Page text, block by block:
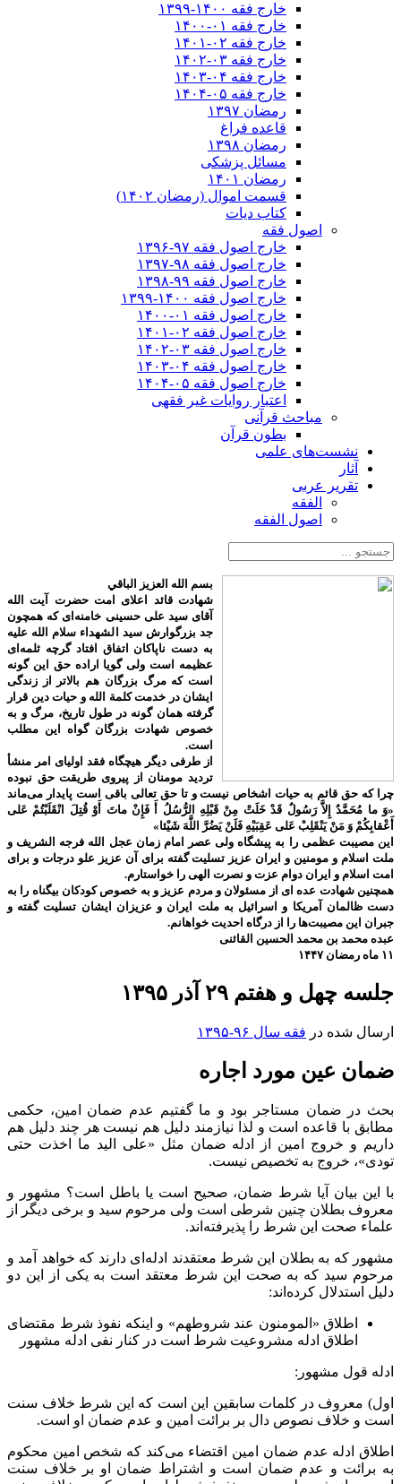
خارج فقه ۱۴۰۰-۱۳۹۹
خارج فقه ۰۱-۱۴۰۰
خارج فقه ۰۲-۱۴۰۱
خارج فقه ۰۳-۱۴۰۲
خارج فقه ۰۴-۱۴۰۳
خارج فقه ۰۵-۱۴۰۴
رمضان ۱۳۹۷
قاعده فراغ
رمضان ۱۳۹۸
مسائل پزشکی
رمضان ۱۴۰۱
قسمت اموال (رمضان ۱۴۰۲)
کتاب دیات
اصول فقه
خارج اصول فقه ۹۷-۱۳۹۶
خارج اصول فقه ۹۸-۱۳۹۷
خارج اصول فقه ۹۹-۱۳۹۸
خارج اصول فقه ۱۴۰۰-۱۳۹۹
خارج اصول فقه ۰۱-۱۴۰۰
خارج اصول فقه ۰۲-۱۴۰۱
خارج اصول فقه ۰۳-۱۴۰۲
خارج اصول فقه ۰۴-۱۴۰۳
خارج اصول فقه ۰۵-۱۴۰۴
اعتبار روایات غیر فقهی
مباحث قرآنی
بطون قرآن
نشست‌های علمی
آثار
تقریر عربی
الفقه
اصول الفقه
بسم الله العزیز الباقي
شهادت قائد اعلای امت حضرت آیت الله
آقای سید علی حسینی خامنه‌ای که همچون
جد بزرگوارش سید الشهداء سلام الله علیه
به دست ناپاکان اتفاق افتاد گرچه ثلمه‌ای
عظیمه است ولی گویا اراده حق این گونه
است که مرگ بزرگان هم بالاتر از زندگی
ایشان در خدمت کلمة الله و حیات دین قرار
گرفته همان گونه در طول تاریخ، مرگ و به
خصوص شهادت بزرگان گواه این مطلب
است.
از طرفی دیگر هیچگاه فقد اولیای امر منشأ
تردید مومنان از پیروی طریقت حق نبوده
چرا که حق قائم به حیات اشخاص نیست و تا حق تعالی باقی است پایدار می‌ماند
«وَ ما مُحَمَّدٌ إِلاَّ رَسُولٌ قَدْ خَلَتْ مِنْ قَبْلِهِ الرُّسُلُ أَ فَإِنْ ماتَ أَوْ قُتِلَ انْقَلَبْتُمْ عَلى‌
أَعْقابِكُمْ وَ مَنْ يَنْقَلِبْ عَلى‌ عَقِبَيْهِ فَلَنْ يَضُرَّ اللَّهَ شَيْئا»
این مصیبت عظمی را به پیشگاه ولی عصر امام زمان عجل الله فرجه الشریف و
ملت اسلام و مومنین و ایران عزیز تسلیت گفته برای آن عزیز علو درجات و برای
امت اسلام و ایران دوام عزت و نصرت الهی را خواستارم.
همچنین شهادت عده ای از مسئولان و مردم عزیز و به خصوص کودکان بیگناه را به
دست ظالمان آمریکا و اسرائیل به ملت ایران و عزیزان ایشان تسلیت گفته و
جبران این مصیبت‌ها را از درگاه احدیت خواهانم.
عبده محمد بن محمد الحسین القائنی
۱۱ ماه رمضان ۱۴۴۷
جلسه چهل و هفتم ۲۹ آذر ۱۳۹۵
ارسال شده در فقه سال ۹۶-۱۳۹۵
ضمان عین مورد اجاره
بحث در ضمان مستاجر بود و ما گفتیم عدم ضمان امین، حکمی
مطابق با قاعده است و لذا نیازمند دلیل هم نیست هر چند دلیل هم
داریم و خروج امین از ادله ضمان مثل «علی الید ما اخذت حتی
تودی»، خروج به تخصیص نیست.
با این بیان آیا شرط ضمان، صحیح است یا باطل است؟ مشهور و
معروف بطلان چنین شرطی است ولی مرحوم سید و برخی دیگر از
علماء صحت این شرط را پذیرفته‌اند.
مشهور که به بطلان این شرط معتقدند ادله‌ای دارند که خواهد آمد و
مرحوم سید که به صحت این شرط معتقد است به یکی از این دو
دلیل استدلال کرده‌اند:
اطلاق «المومنون عند شروطهم» و اینکه نفوذ شرط مقتضای
اطلاق ادله مشروعیت شرط است در کنار نفی ادله مشهور
ادله قول مشهور:
اول) معروف در کلمات سابقین این است که این شرط خلاف سنت
است و خلاف نصوص دال بر برائت امین و عدم ضمان او است.
اطلاق ادله عدم ضمان امین اقتضاء می‌کند که شخص امین محکوم
به برائت و عدم ضمان است و اشتراط ضمان او بر خلاف سنت